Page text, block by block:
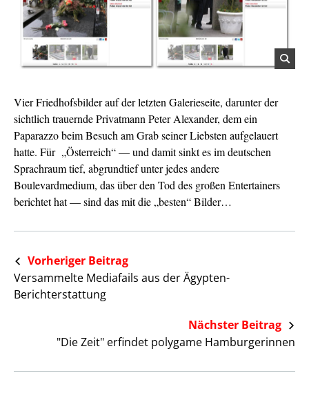
Vier Friedhofsbilder auf der letzten Galerieseite, darunter der
sichtlich trauernde Privatmann Peter Alexander, dem ein
Paparazzo beim Besuch am Grab seiner Liebsten aufgelauert
hatte. Für „Österreich“ — und damit sinkt es im deutschen
Sprachraum tief, abgrundtief unter jedes andere
Boulevardmedium, das über den Tod des großen Entertainers
berichtet hat — sind das mit die „besten“ Bilder…
Vorheriger Beitrag
Versammelte Mediafails aus der Ägypten-
Berichterstattung
Nächster Beitrag
"Die Zeit" erfindet polygame Hamburgerinnen